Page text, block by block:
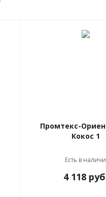
Промтекс-
Кокос 1
Есть в
4 118